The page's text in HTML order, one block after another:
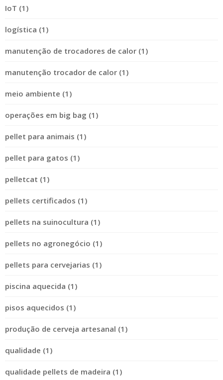
IoT (1)
logística (1)
manutenção de trocadores de calor (1)
manutenção trocador de calor (1)
meio ambiente (1)
operações em big bag (1)
pellet para animais (1)
pellet para gatos (1)
pelletcat (1)
pellets certificados (1)
pellets na suinocultura (1)
pellets no agronegócio (1)
pellets para cervejarias (1)
piscina aquecida (1)
pisos aquecidos (1)
produção de cerveja artesanal (1)
qualidade (1)
qualidade pellets de madeira (1)